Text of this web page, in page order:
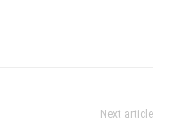
Next article